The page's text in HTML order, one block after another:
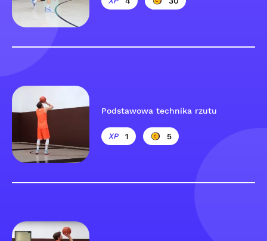
Podstawowa technika rzutu
1 5